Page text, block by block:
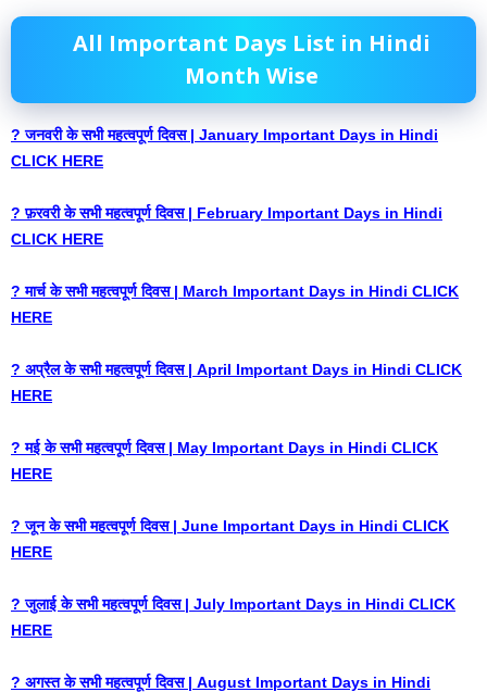
All Important Days List in Hindi
Month Wise
? जनवरी के सभी महत्वपूर्ण दिवस | January Important Days in Hindi
CLICK HERE
? फ़रवरी के सभी महत्वपूर्ण दिवस | February Important Days in Hindi
CLICK HERE
? मार्च के सभी महत्वपूर्ण दिवस | March Important Days in Hindi CLICK
HERE
? अप्रैल के सभी महत्वपूर्ण दिवस | April Important Days in Hindi CLICK
HERE
? मई के सभी महत्वपूर्ण दिवस | May Important Days in Hindi CLICK
HERE
? जून के सभी महत्वपूर्ण दिवस | June Important Days in Hindi CLICK
HERE
? जुलाई के सभी महत्वपूर्ण दिवस | July Important Days in Hindi CLICK
HERE
? अगस्त के सभी महत्वपूर्ण दिवस | August Important Days in Hindi